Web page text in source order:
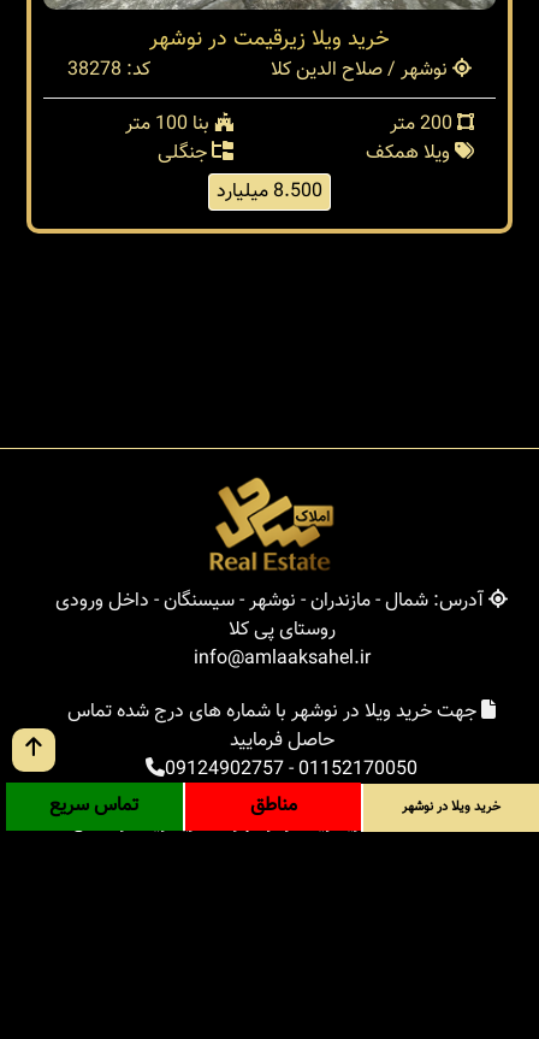
خريد ويلا زيرقيمت در نوشهر
نوشهر / صلاح الدین کلا
کد: 38278
بنا 100 متر
ویلا همکف
جنگلی
8.500 میلیارد
آدرس: شمال - مازندران - نوشهر - سیسنگان - داخل ورودی
روستای پی کلا
info@amlaaksahel.ir
جهت خرید ویلا در نوشهر با شماره های درج شده تماس
حاصل فرمایید
01152170050
-
09124902757
املاک ساحل
خرید ویلا در نوشهر
خرید ویلا در شمال
خرید ویلا در نوشهر مناطق تماس سریع